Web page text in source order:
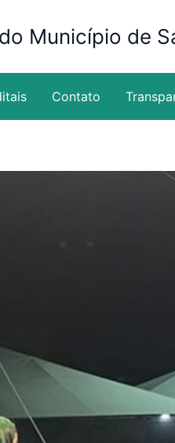
Município de
Contato